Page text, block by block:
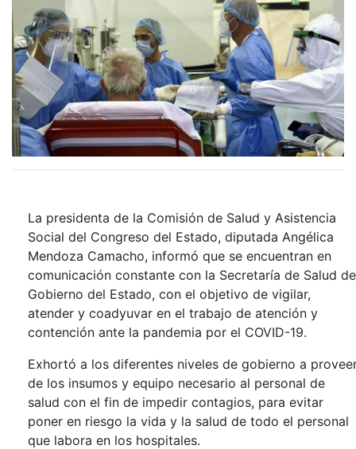
La presidenta de la Comisión de Salud y Asistencia
Social del Congreso del Estado, diputada Angélica
Mendoza Camacho, informó que se encuentran en
comunicación constante con la Secretaría de Salud de
Gobierno del Estado, con el objetivo de vigilar,
atender y coadyuvar en el trabajo de atención y
contención ante la pandemia por el COVID-19.
Exhortó a los diferentes niveles de gobierno a
de los insumos y equipo necesario al personal de
salud con el fin de impedir contagios, para evitar
poner en riesgo la vida y la salud de todo el personal
que labora en los hospitales.